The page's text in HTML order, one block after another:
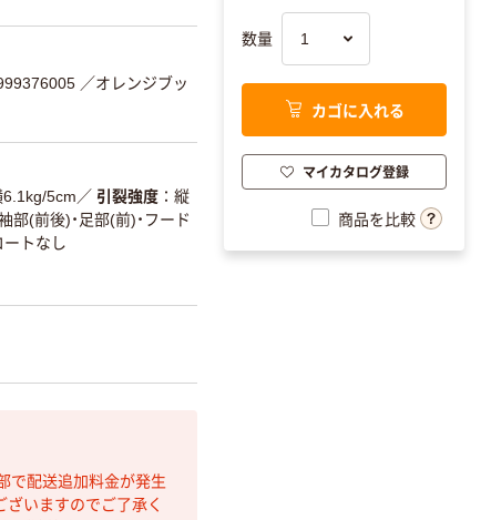
／オレンジブッ
5cm ／ 引裂強度
縦
部(前後)・足部(前)・フード
ートなし
で配送追加料金が発生
ざいますのでご了承く
数量
カゴに入れる
マイカタログ登録
商品を比較